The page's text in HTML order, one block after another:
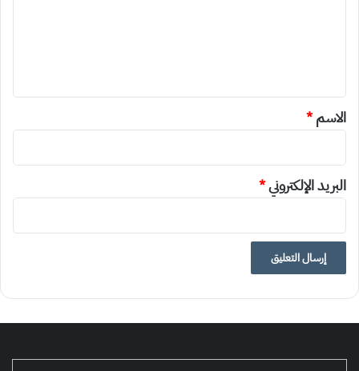
*
الاسم*
البريد الإلكتروني*